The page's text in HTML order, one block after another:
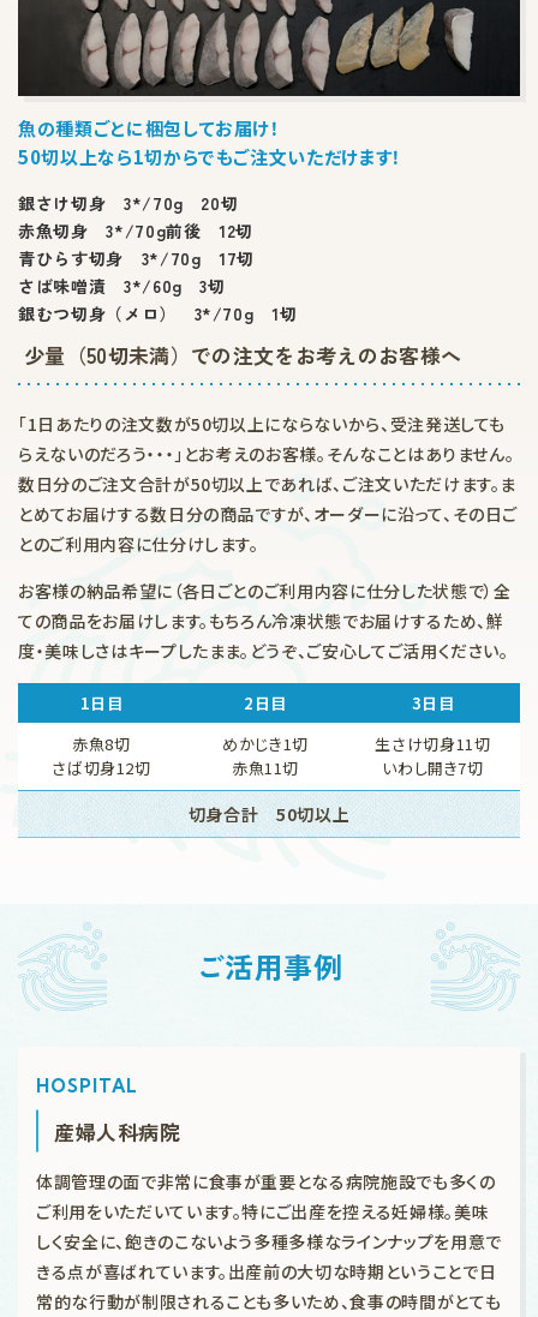
魚の種類ごとに梱包してお届け！
50切以上なら1切からでもご注文いただけます！
銀さけ切身 3*/70g 20切
赤魚切身 3*/70g前後 12切
青ひらす切身 3*/70g 17切
さば味噌漬 3*/60g 3切
銀むつ切身（メロ） 3*/70g 1切
少量（50切未満）での注文をお考えのお客様へ
「1日あたりの注文数が50切以上にならないから、受注発送しても
らえないのだろう・・・」とお考えのお客様。そんなことはありません。
数日分のご注文合計が50切以上であれば、ご注文いただけます。ま
とめてお届けする数日分の商品ですが、オーダーに沿って、その日ご
とのご利用内容に仕分けします。
お客様の納品希望に（各日ごとのご利用内容に仕分した状態で）全
ての商品をお届けします。もちろん冷凍状態でお届けするため、鮮
度・美味しさはキープしたまま。どうぞ、ご安心してご活用ください。
1日目 2日目
3日目
赤魚8切
さば切身12切
めかじき1切
赤魚11切
生さけ切身11切
いわし開き7切
切身合計 50切以上
ご活用事例
HOSPITAL
産婦人科病院
体調管理の面で非常に食事が重要となる病院施設でも多くの
ご利用をいただいています。特にご出産を控える妊婦様。美味
しく安全に、飽きのこないよう多種多様なラインナップを用意で
きる点が喜ばれています。出産前の大切な時期ということで日
常的な行動が制限されることも多いため、食事の時間がとても